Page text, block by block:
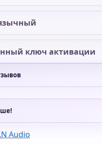
ключ активации
Audio